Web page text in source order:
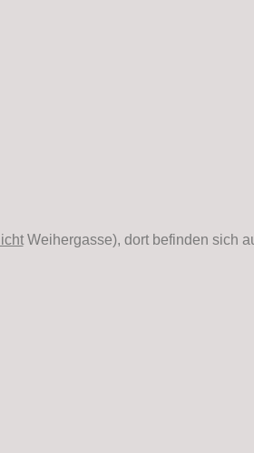
Weihergasse), dort befinden sich